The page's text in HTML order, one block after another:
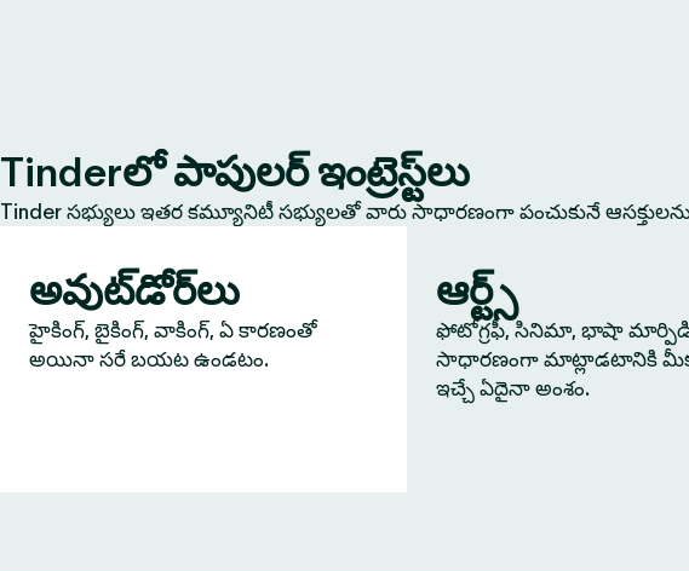
Tinderలో పాపులర్ ఇంట్రెస్ట్‌లు
Tinder సభ్యులు ఇతర కమ్యూనిటీ సభ్యులతో వారు సాధారణంగా పంచుకునే
అవుట్‌డోర్‌లు
హైకింగ్, బైకింగ్, వాకింగ్, ఏ కారణంతో
అయినా సరే బయట ఉండటం.
ఆర్ట్స్
ఫోటోగ్రఫీ, సినిమా, భాషా
సాధారణంగా మాట్లాడటానికి
ఇచ్చే ఏదైనా అంశం.